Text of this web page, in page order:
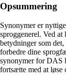
Opsummering
Synonymer er
sproggenerel. Ved
betydninger som
forbedre dine
synonymer for DAS
fortsætte med at løse